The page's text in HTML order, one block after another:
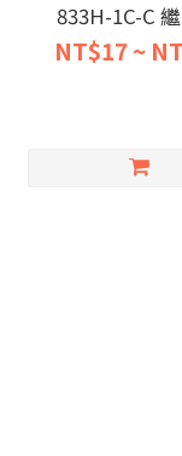
833H-1C-C
NT$17 ~